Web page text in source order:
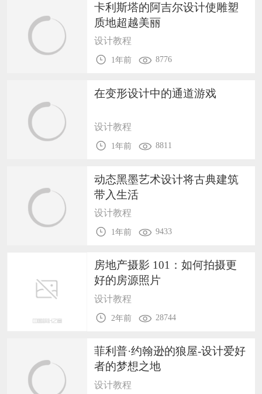
卡利斯塔的阿吉尔设计使雕塑
质地超越美丽
设计教程
1年前 8776
在变形设计中的通道游戏
设计教程
1年前 8811
动态黑墨艺术设计将古典建筑
带入生活
设计教程
1年前 9433
房地产摄影 101：如何拍摄更
好的房源照片
设计教程
2年前 28744
菲利普·约翰逊的狼屋-设计爱好
者的梦想之地
设计教程